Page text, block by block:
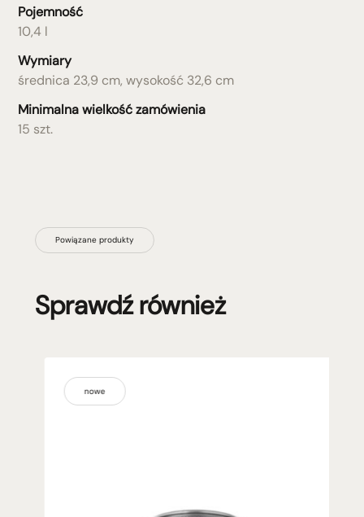
Pojemność
10,4 l
Wymiary
średnica 23,9 cm, wysokość 32,6 cm
Minimalna wielkość zamówienia
15 szt.
Powiązane produkty
Sprawdź również
nowe